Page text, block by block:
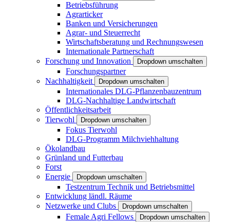
Betriebsführung
Agrarticker
Banken und Versicherungen
Agrar- und Steuerrecht
Wirtschaftsberatung und Rechnungswesen
Internationale Partnerschaft
Forschung und Innovation
Dropdown umschalten
Forschungspartner
Nachhaltigkeit
Dropdown umschalten
Internationales DLG-Pflanzenbauzentrum
DLG-Nachhaltige Landwirtschaft
Öffentlichkeitsarbeit
Tierwohl
Dropdown umschalten
Fokus Tierwohl
DLG-Programm Milchviehhaltung
Ökolandbau
Grünland und Futterbau
Forst
Energie
Dropdown umschalten
Testzentrum Technik und Betriebsmittel
Entwicklung ländl. Räume
Netzwerke und Clubs
Dropdown umschalten
Female Agri Fellows Dropdown umschalten